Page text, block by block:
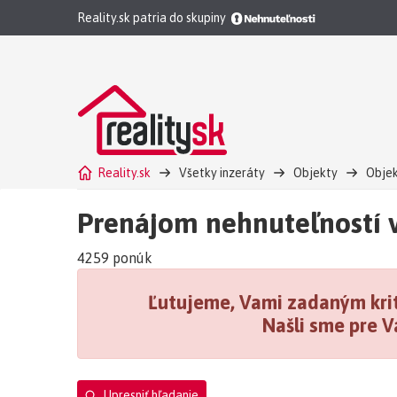
Reality.sk patria do skupiny
Reality.sk Všetky inzeráty Objekty
Čerpacia stanica PHM okres Bratislava II, okres
Prenájom nehnuteľností
4259 ponúk
Ľutujeme, Vami zadaným
Našli sme pre